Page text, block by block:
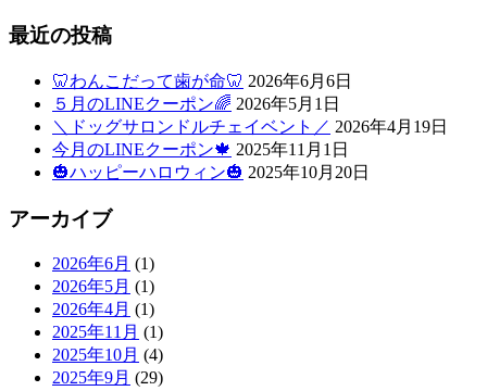
最近の投稿
🦷わんこだって歯が命🦷 2026年6月6日
５月のLINEクーポン🌈 2026年5月1日
＼ドッグサロンドルチェイベント／ 2026年4月19日
今月のLINEクーポン🍁 2025年11月1日
🎃ハッピーハロウィン🎃 2025年10月20日
アーカイブ
2026年6月 (1)
2026年5月 (1)
2026年4月 (1)
2025年11月 (1)
2025年10月 (4)
2025年9月 (29)